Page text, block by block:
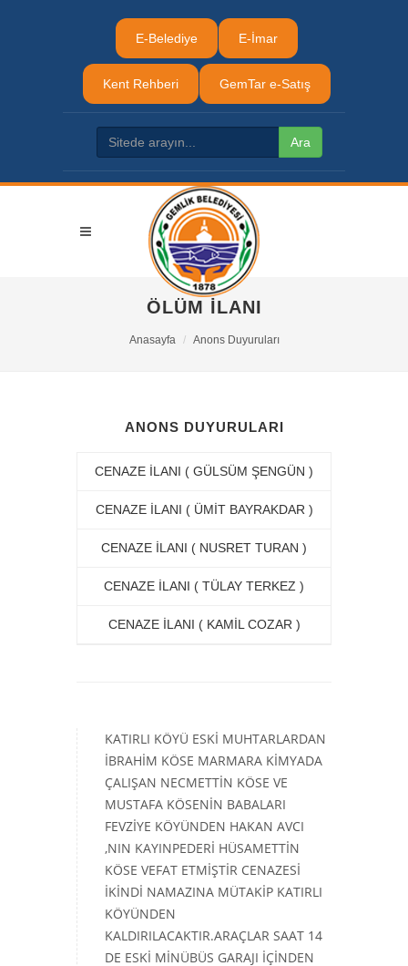
E-Belediye E-İmar
Kent Rehberi GemTar e-Satış
ÖLÜM İLANI
Anasayfa Anons Duyuruları
ANONS DUYURULARI
CENAZE İLANI ( GÜLSÜM ŞENGÜN )
CENAZE İLANI ( ÜMİT BAYRAKDAR )
CENAZE İLANI ( NUSRET TURAN )
CENAZE İLANI ( TÜLAY TERKEZ )
CENAZE İLANI ( KAMİL COZAR )
KATIRLI KÖYÜ ESKİ MUHTARLARDAN
İBRAHİM KÖSE MARMARA KİMYADA
ÇALIŞAN NECMETTİN KÖSE VE
MUSTAFA KÖSENİN BABALARI
FEVZİYE KÖYÜNDEN HAKAN AVCI
,NIN KAYINPEDERİ HÜSAMETTİN
KÖSE VEFAT ETMİŞTİR CENAZESİ
İKİNDİ NAMAZINA MÜTAKİP KATIRLI
KÖYÜNDEN
KALDIRILACAKTIR.ARAÇLAR SAAT 14
DE ESKİ MİNÜBÜS GARAJI İÇİNDEN